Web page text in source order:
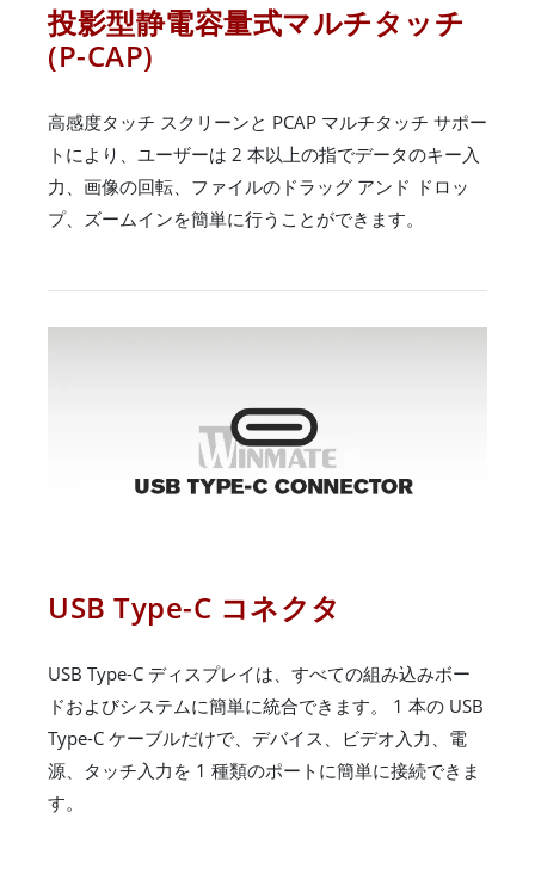
投影型静電容量式マルチタッチ
(P-CAP)
高感度タッチ スクリーンと PCAP マルチタッチ サポー
トにより、ユーザーは 2 本以上の指でデータのキー入
力、画像の回転、ファイルのドラッグ アンド ドロッ
プ、ズームインを簡単に行うことができます。
USB Type-C コネクタ
USB Type-C ディスプレイは、すべての組み込みボー
ドおよびシステムに簡単に統合できます。 1 本の USB
Type-C ケーブルだけで、デバイス、ビデオ入力、電
源、タッチ入力を 1 種類のポートに簡単に接続できま
す。